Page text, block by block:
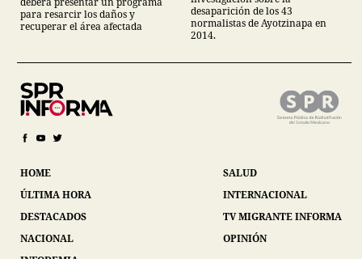
para resarcir los daños y
recuperar el área afectada
desaparición de los 43
normalistas de Ayotzinapa en
2014.
HOME
ÚLTIMA HORA
DESTACADOS
NACIONAL
SALUD
INTERNACIONAL
TV MIGRANTE INFORMA
OPINIÓN